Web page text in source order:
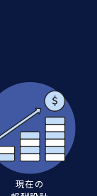
現在の